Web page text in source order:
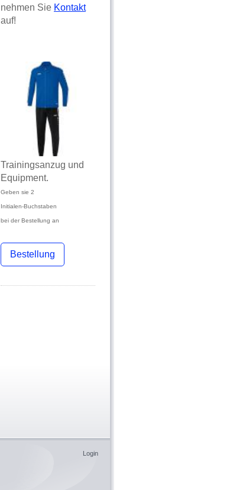
nehmen Sie Kontakt
auf!
Trainingsanzug und
Equipment.
Geben sie 2
Initialen-Buchstaben
bei der Bestellung an
Bestellung
Login